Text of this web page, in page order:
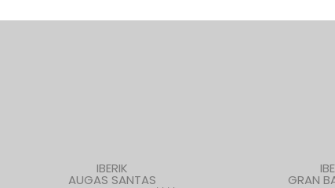
IBERIK
AUGAS SANTAS GRAN